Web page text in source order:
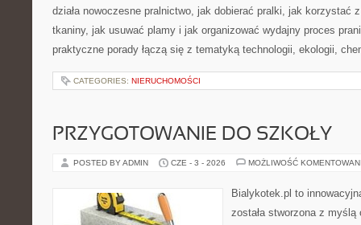
działa nowoczesne pralnictwo, jak dobierać pralki, jak korzystać
tkaniny, jak usuwać plamy i jak organizować wydajny proces
praktyczne porady łączą się z tematyką technologii, ekologii,
CATEGORIES: NIERUCHOMOŚCI
PRZYGOTOWANIE DO SZKOŁY
POSTED BY ADMIN CZE - 3 - 2026 MOŻLIWOŚĆ
Bialykotek.pl to
została stworzona z myślą